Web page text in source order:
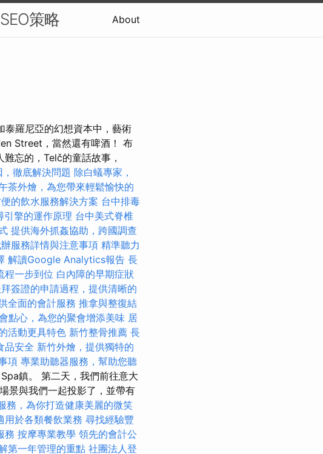
策略 About
羅尼亞的幻想資本中，藝術
Street，當然還有啤酒！ 布
忘的，Telč的童話故事，
徹底解決問題 除白蟻專家，
茶外燴，為您帶來輕鬆愉快的
的飲水服務解決方案 台中排毒
引擎的運作原理 台中美式脊椎
提供海外抓姦協助，跨國調查
服務詳情與注意事項 精準聽力
解讀Google Analytics報告 長
程一步到位 白內障的早期症狀
簽證的申請過程，提供清晰的
全面的會計服務 推拿與整復結
點心，為您的聚會增添美味 居
活動更具特色 新竹整骨推薦 長
品安全 新竹外燴，提供獨特的
項 專業助聽器服務，幫助您聽
Spa鎮。 第二天，我們前往意大
景與我們一起投影了，並帶有
務，為你打造健康美麗的微笑
用於各類餐飲業務 尋找經驗豐
務 按摩專業教學 領先的會計公
第一年管理的重點 社團法人登